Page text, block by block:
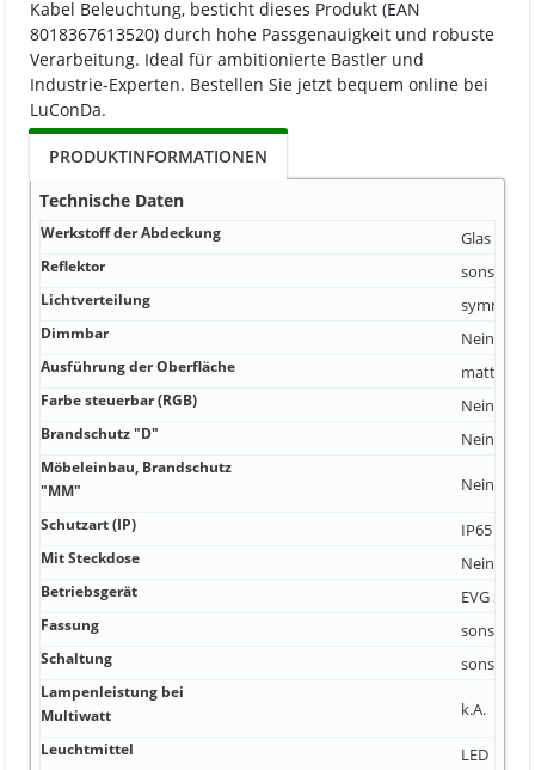
Kabel Beleuchtung, besticht dieses Produkt (EAN
8018367613520) durch hohe Passgenauigkeit und robuste
Verarbeitung. Ideal für ambitionierte Bastler und
Industrie-Experten. Bestellen Sie jetzt bequem online bei
LuConDa.
PRODUKTINFORMATIONEN
Technische Daten
Werkstoff der Abdeckung Glas opal
Reflektor sonstige
Lichtverteilung
Dimmbar Nein
Ausführung der Oberfläche matt
Farbe steuerbar (RGB) Nein
Brandschutz "D" Nein
Möbeleinbau, Brandschutz
"MM"
Nein
Schutzart (IP) IP65
Mit Steckdose Nein
Betriebsgerät EVG
Fassung sonstige
Schaltung sonstige
Lampenleistung bei
Multiwatt
k.A.
Leuchtmittel LED